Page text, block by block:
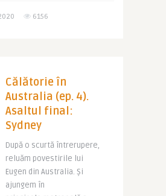
6156
Călătorie în
Australia (ep. 4).
Asaltul final:
Sydney
După o scurtă întrerupere,
reluăm povestirile lui
Eugen din Australia. Și
ajungem în